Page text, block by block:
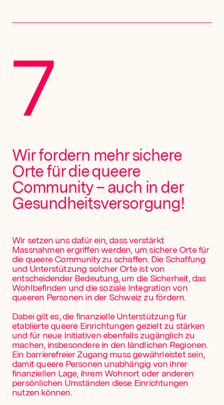
7
Wir fordern mehr sichere
Orte für die queere
Community – auch in der
Gesundheits­versorgung!
Wir setzen uns dafür ein, dass verstärkt
Massnahmen ergriffen werden, um sichere Orte für
die queere Community zu schaffen. Die Schaffung
und Unterstützung solcher Orte ist von
entscheidender Bedeutung, um die Sicherheit, das
Wohlbefinden und die soziale Integration von
queeren Personen in der Schweiz zu fördern.
Dabei gilt es, die finanzielle Unterstützung für
etablierte queere Einrichtungen gezielt zu stärken
und für neue Initiativen ebenfalls zugänglich zu
machen, insbesondere in den ländlichen Regionen.
Ein barrierefreier Zugang muss gewährleistet sein,
damit queere Personen unabhängig von ihrer
finanziellen Lage, ihrem Wohnort oder anderen
persönlichen Umständen diese Einrichtungen
nutzen können.